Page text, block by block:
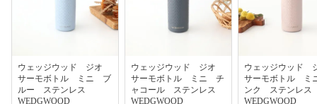
ウェッジウッド ジオ
サーモボトル ミニ ブ
ルー ステンレス
WEDGWOOD
ウェッジウッド ジオ
サーモボトル ミニ チ
ャコール ステンレス
WEDGWOOD
ウェッジウッド
サーモボトル
ンク ステンレ
WEDGWOOD